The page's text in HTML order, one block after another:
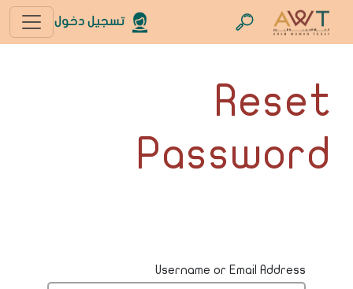
تسجيل دخول
Reset
Password
Username or Email Address